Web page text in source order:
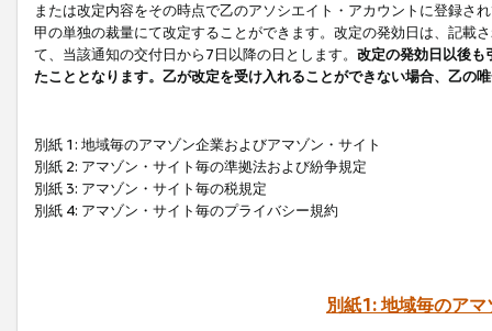
または改定内容をその時点で乙のアソシエイト・アカウントに登録さ
甲の単独の裁量にて改定することができます。改定の発効日は、記載
て、当該通知の交付日から7日以降の日とします。 改定の発効日以後も
たこととなります。乙が改定を受け入れることができない場合、乙の
別紙 1: 地域毎のアマゾン企業およびアマゾン・サイト
別紙 2: アマゾン・サイト毎の準拠法および紛争規定
別紙 3: アマゾン・サイト毎の税規定
別紙 4: アマゾン・サイト毎のプライバシー規約
別紙1: 地域毎のア